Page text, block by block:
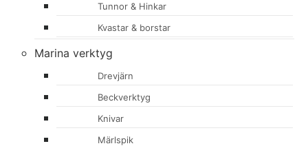
Tunnor & Hinkar
Kvastar & borstar
Marina verktyg
Drevjärn
Beckverktyg
Knivar
Märlspik